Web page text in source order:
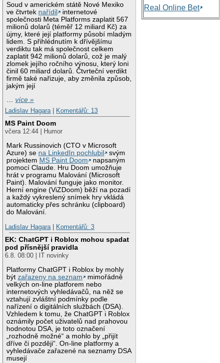
Soud v americkém státě Nové Mexiko
ve čtvrtek nařídil
internetové
společnosti Meta Platforms zaplatit 567
milionů dolarů (téměř 12 miliard Kč) za
újmy, které její platformy působí mladým
lidem. S přihlédnutím k dřívějšímu
verdiktu tak má společnost celkem
zaplatit 942 milionů dolarů, což je malý
zlomek jejího ročního výnosu, který loni
činil 60 miliard dolarů. Čtvrteční verdikt
firmě také nařizuje, aby změnila způsob,
jakým její
…více »
Ladislav Hagara
Komentářů: 13
MS Paint Doom
včera 12:44 | Humor
Mark Russinovich (CTO v Microsoft
Azure) se na LinkedIn pochlubil
svým
projektem MS Paint Doom
napsaným
pomocí Claude. Hru Doom umožňuje
hrát v programu Malování (Microsoft
Paint). Malování funguje jako monitor.
Herní engine (ViZDoom) běží na pozadí
a každý vykreslený snímek hry vkládá
automaticky přes schránku (clipboard)
do Malování.
Ladislav Hagara
Komentářů: 3
EK: ChatGPT i Roblox mohou spadat
pod přísnější pravidla
6.8. 08:00 | IT novinky
Platformy ChatGPT i Roblox by mohly
býtzařazeny na seznam
mimořádně
velkých on-line platforem nebo
internetových vyhledávačů, na něž se
vztahují zvláštní podmínky podle
nařízení o digitálních službách (DSA).
Vzhledem k tomu, že ChatGPT i Roblox
oznámily počet uživatelů nad prahovou
hodnotou DSA, je toto označení
„rozhodně možné“ a mohlo by „přijít
dříve či později“. On-line platformy a
vyhledávače zařazené na seznamy DSA
musejí
Real Online Bet